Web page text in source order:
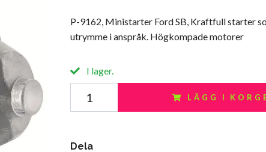
P-9162, Ministarter Ford SB, Kraftfull starter
utrymme i anspråk. Högkompade motorer
I lager.
LÄGG I
Dela